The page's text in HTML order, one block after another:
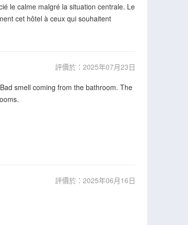
le calme malgré la situation centrale. Le
cet hôtel à ceux qui souhaitent
評價於：2025年07月23日
smell coming from the bathroom. The
評價於：2025年06月16日